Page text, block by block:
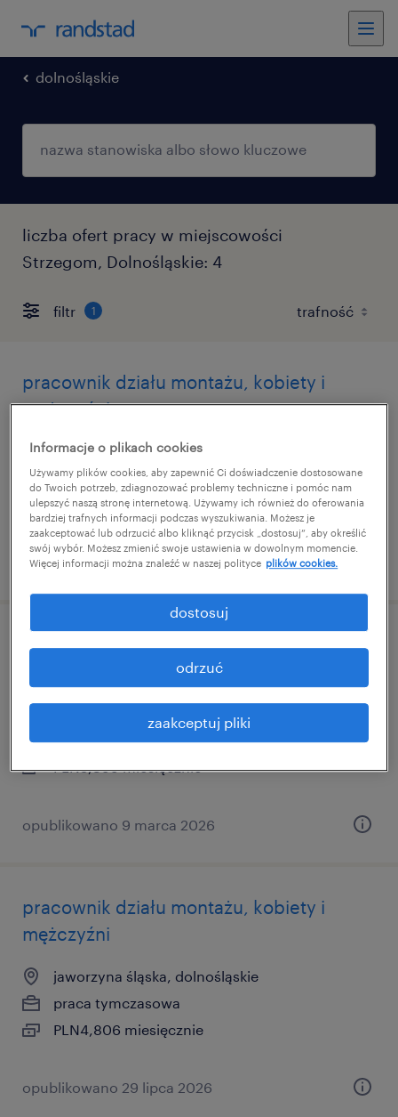
dolnośląskie
liczba ofert pracy w miejscowości
Strzegom, Dolnośląskie: 4
filtr 1
pracownik działu montażu, kobiety i
mężczyźni
strzegom, dolnośląskie
praca tymczasowa
PLN4,806 miesięcznie
opublikowano 31 lipca 2026
pracownik produkcji / pracownica
strzegom, dolnośląskie
praca tymczasowa
PLN5,399 miesięcznie
opublikowano 9 marca 2026
pracownik działu montażu, kobiety i
mężczyźni
jaworzyna śląska, dolnośląskie
praca tymczasowa
PLN4,806 miesięcznie
opublikowano 29 lipca 2026
Informacje o plikach cookies
Używamy plików cookies, aby zapewnić Ci doświadczenie dostosowane
do Twoich potrzeb, zdiagnozować problemy techniczne i pomóc nam
ulepszyć naszą stronę internetową. Używamy ich również do oferowania
bardziej trafnych informacji podczas wyszukiwania. Możesz je
zaakceptować lub odrzucić albo kliknąć przycisk „dostosuj”, aby określić
swój wybór. Możesz zmienić swoje ustawienia w dowolnym momencie.
Więcej informacji można znaleźć w naszej polityce plików cookies.
zaakceptuj pliki
odrzuć
dostosuj